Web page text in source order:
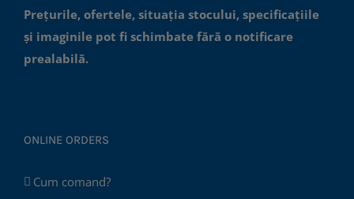
Prețurile, ofertele, situația stocului, specificațiile
și imaginile pot fi schimbate fără o notificare
prealabilă.
ONLINE ORDERS
Cum comand?